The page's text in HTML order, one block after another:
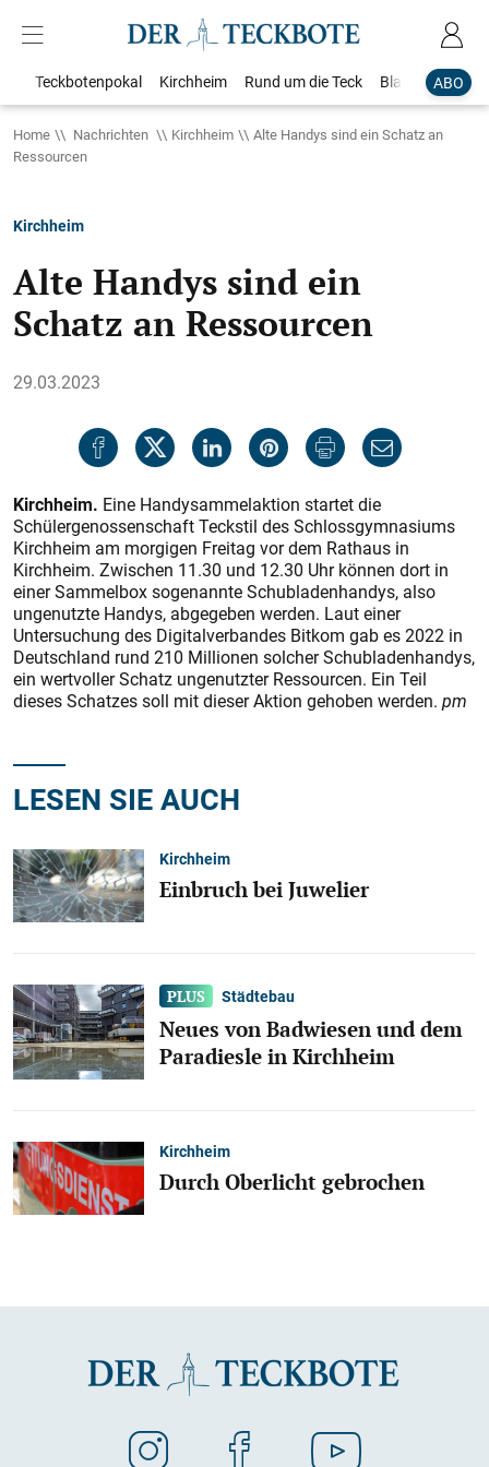
ABO
Teckbotenpokal Kirchheim Rund um die Teck Blaulicht
Home Nachrichten Kirchheim
Alte Handys sind ein Schatz an
Ressourcen
Kirchheim
Alte Handys sind ein
Schatz an Ressourcen
29.03.2023
Kirchheim. Eine Handysammelaktion startet die
Schülergenossenschaft Teckstil des Schlossgymnasiums
Kirchheim am morgigen Freitag vor dem Rathaus in
Kirchheim. Zwischen 11.30 und 12.30 Uhr können dort in
einer Sammelbox sogenannte Schubladenhandys, also
ungenutzte Handys, abgegeben werden. Laut einer
Untersuchung des Digitalverbandes Bitkom gab es 2022 in
Deutschland rund 210 Millionen solcher Schubladenhandys,
ein wertvoller Schatz ungenutzter Ressourcen. Ein Teil
dieses Schatzes soll mit dieser Aktion gehoben werden. pm
LESEN SIE AUCH
Kirchheim
Einbruch bei Juwelier
Städtebau
Neues von Badwiesen und dem
Paradiesle in Kirchheim
Kirchheim
Durch Oberlicht gebrochen